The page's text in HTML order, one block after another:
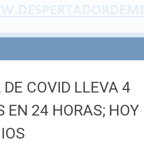
COVID LLEVA 4
EN 24 HORAS; HOY